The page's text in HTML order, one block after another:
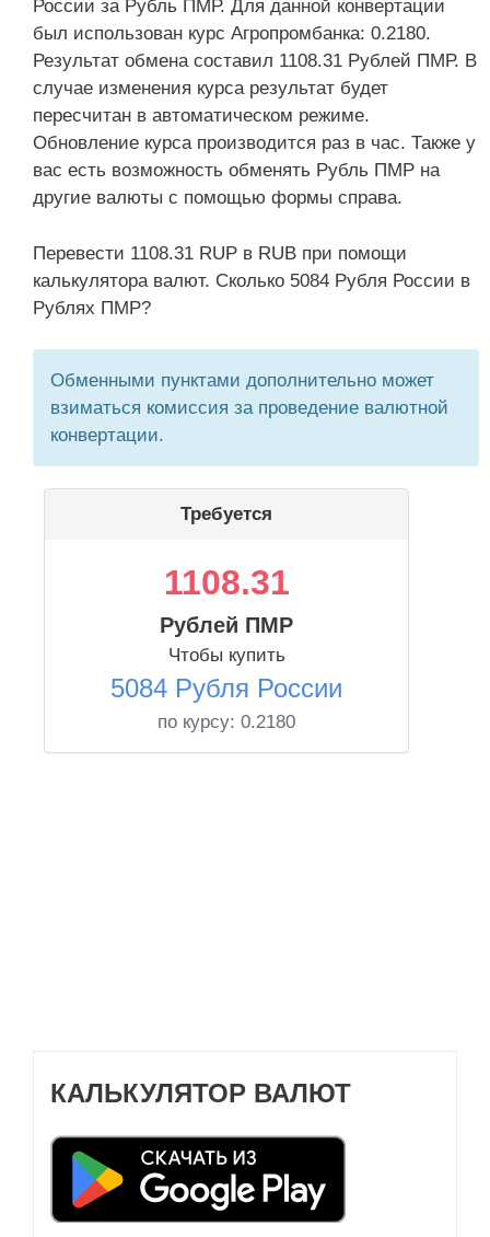
России за Рубль ПМР. Для данной конвертации
был использован курс Агропромбанка: 0.2180.
Результат обмена составил 1108.31 Рублей ПМР. В
случае изменения курса результат будет
пересчитан в автоматическом режиме.
Обновление курса производится раз в час. Также у
вас есть возможность обменять Рубль ПМР на
другие валюты с помощью формы справа.
Перевести 1108.31 RUP в RUB при помощи
калькулятора валют. Сколько 5084 Рубля России в
Рублях ПМР?
Обменными пунктами дополнительно может
взиматься комиссия за проведение валютной
конвертации.
Требуется
1108.31
Рублей ПМР
Чтобы купить
5084 Рубля России
по курсу: 0.2180
КАЛЬКУЛЯТОР ВАЛЮТ